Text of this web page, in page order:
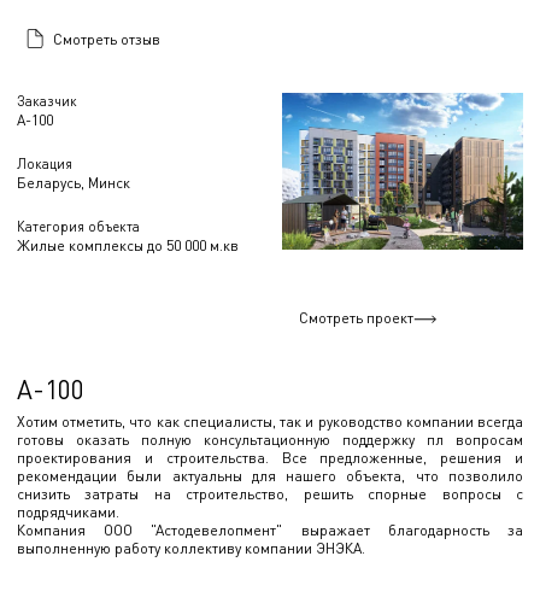
Заказчик
А-100
Локация
Беларусь, Минск
Категория объекта
Жилые комплексы до 50 000 м.кв
Смотреть отзыв
Смотреть проект
А-100
Хотим отметить, что как специалисты, так и руководство компании всегда
готовы оказать полную консультационную поддержку пл вопросам
проектирования и строительства. Все предложенные, решения и
рекомендации были актуальны для нашего объекта, что позволило
снизить затраты на строительство, решить спорные вопросы с
подрядчиками.
Компания ООО "Астодевелопмент" выражает благодарность за
выполненную работу коллективу компании ЭНЭКА.